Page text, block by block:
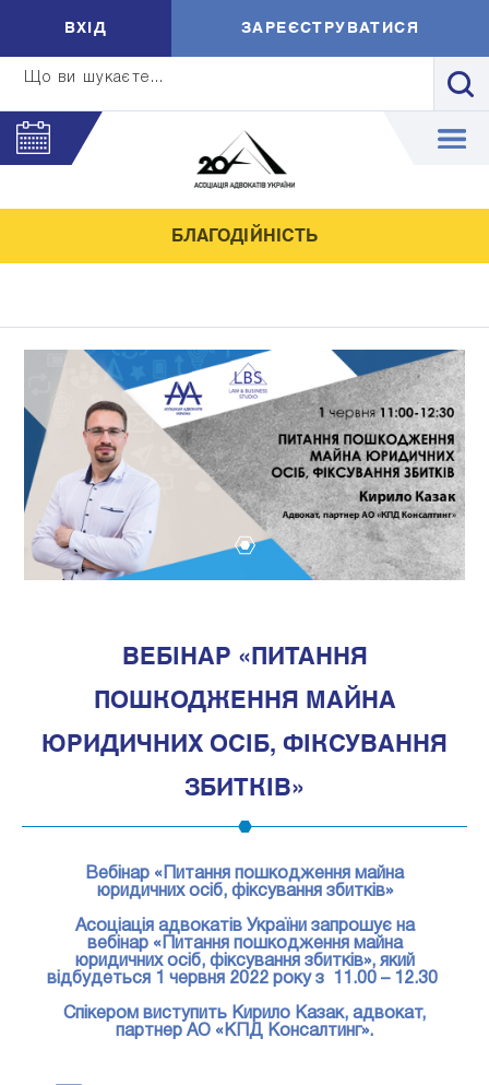
Що ви шукаєте...
ВXIД ЗАРЕЄСТРУВАТИСЯ
БЛАГОДІЙНІСТЬ
ВЕБІНАР «ПИТАННЯ
ПОШКОДЖЕННЯ МАЙНА
ЮРИДИЧНИХ ОСІБ, ФІКСУВАННЯ
ЗБИТКІВ»
Вебінар «Питання пошкодження майна
юридичних осіб, фіксування збитків»
Асоціація адвокатів України запрошує на
вебінар «Питання пошкодження майна
юридичних осіб, фіксування збитків», який
відбудеться 1 червня 2022 року з 11.00 – 12.30
Спікером виступить Кирило Казак, адвокат,
партнер АО «КПД Консалтинг».